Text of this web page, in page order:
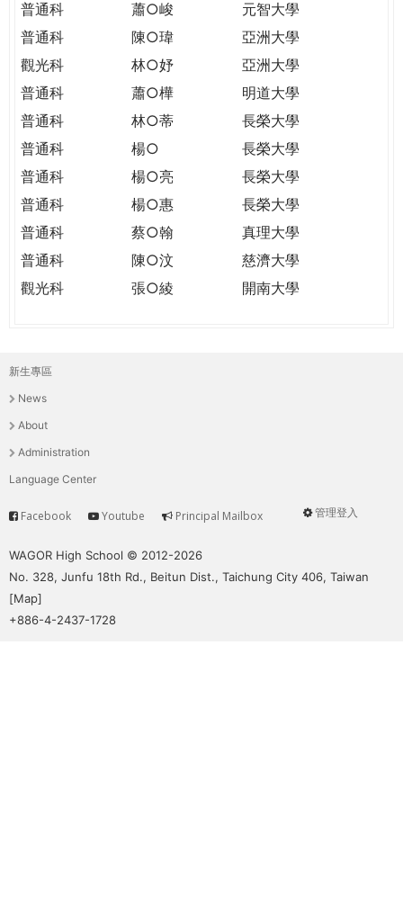
普通科 蕭○峻
元智大學
普通科
陳○瑋
亞洲大學
觀光科
林○妤
亞洲大學
普通科
蕭○樺
明道大學
普通科
林○蒂
長榮大學
普通科
楊○
長榮大學
普通科
楊○亮
長榮大學
普通科
楊○惠
長榮大學
普通科
蔡○翰
真理大學
普通科
陳○汶
慈濟大學
觀光科
張○綾 開南大學
主
選
單
新生專區
News
About
Administration
Language Center
User
管理登入
Service
Facebook Youtube Principal Mailbox
WAGOR High School © 2012-2026
No. 328, Junfu 18th Rd., Beitun Dist., Taichung City 406, Taiwan
[Map]
+886-4-2437-1728